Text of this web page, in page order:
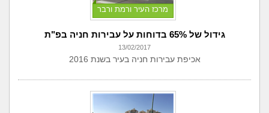
מרכז העיר ורמת ורבר
גידול של 65% בדוחות על עבירות חניה בפ"ת
13/02/2017
אכיפת עבירות חניה בעיר בשנת 2016